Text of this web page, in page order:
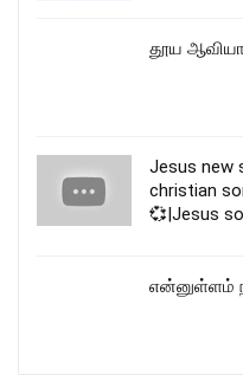
தூய
Jesus new
christian
💞|Jesus
என்னுள்ளம்